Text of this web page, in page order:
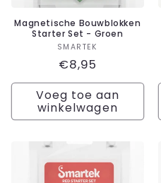
Magnetische Bouwblokken
Starter Set - Groen
Verkoper:
SMARTEK
Normale
prijs
€8,95
Voeg toe aan
winkelwagen